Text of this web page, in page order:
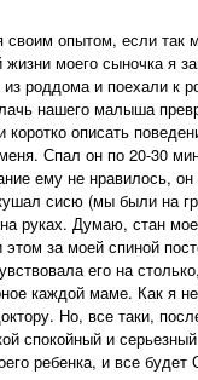
своим опытом, если
моего сыночка я
роддома и поехали к
нашего малыша
коротко описать
Спал он по 20-30
ему не нравилось,
сисю (мы были на
руках. Думаю, стан
за моей спиной
его на
каждой маме. Как я
Но, все таки,
спокойный и
ребенка, и все будет